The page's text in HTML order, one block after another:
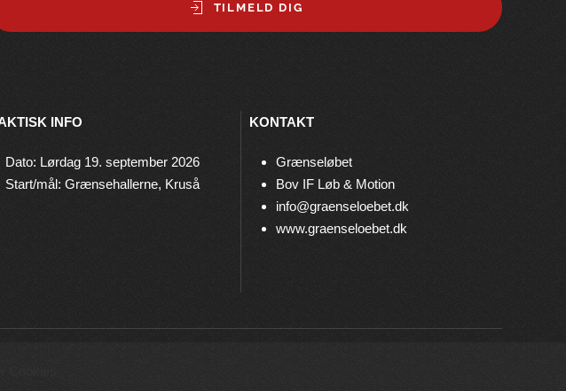
TILMELD DIG
INFO
Dato: Lørdag 19. september 2026
Start/mål: Grænsehallerne, Kruså
KONTAKT
Grænseløbet
Bov IF Løb & Motion
info@graenseloebet.dk
www.graenseloebet.dk